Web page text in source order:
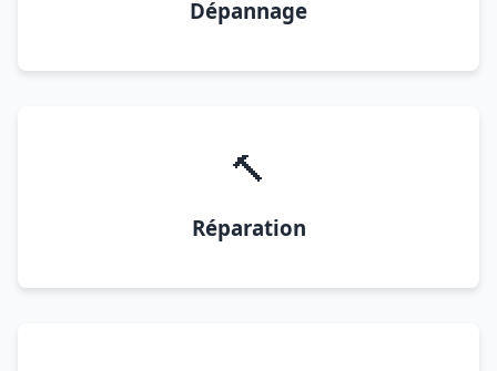
Dépannage
🔨
Réparation